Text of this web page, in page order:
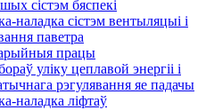
сістэм бяспекі
наладка сістэм вентыляцыі і
паветра
працы
уліку цеплавой энергіі і
рэгулявання яе падачы
наладка ліфтаў